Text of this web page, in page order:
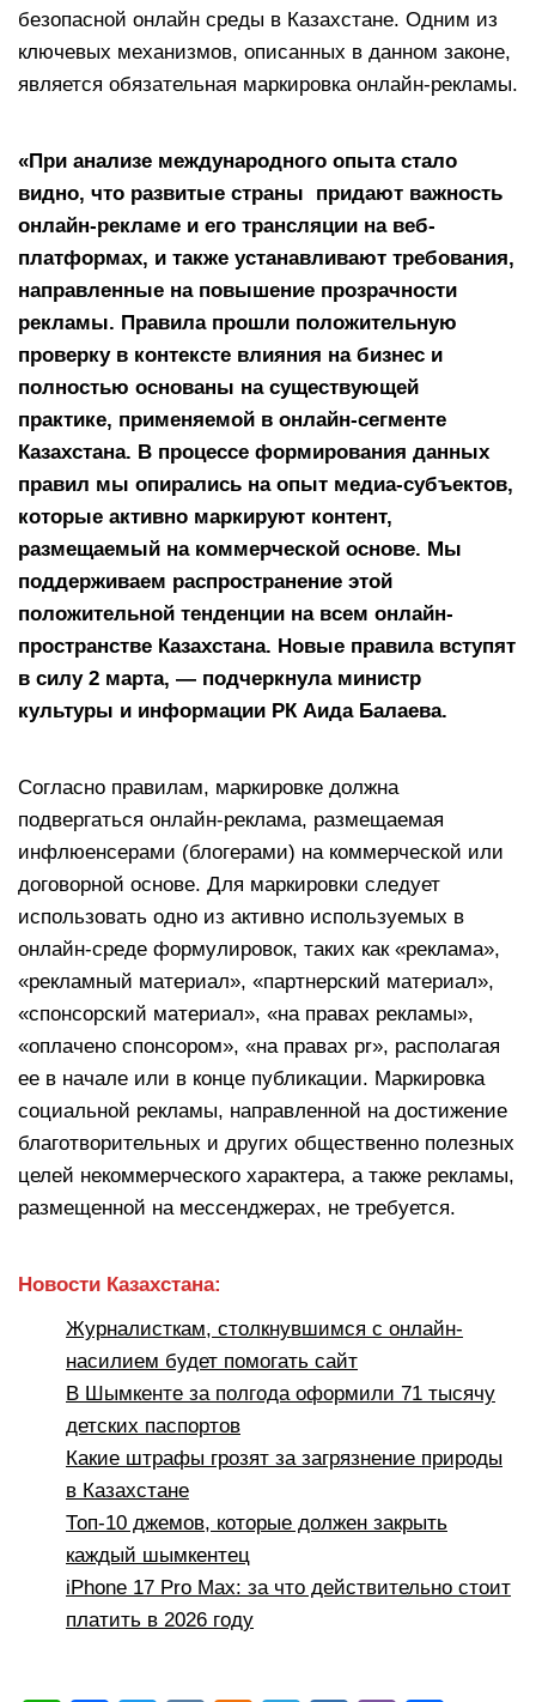
безопасной онлайн среды в Казахстане. Одним из
ключевых механизмов, описанных в данном законе,
является обязательная маркировка онлайн-рекламы.
«При анализе международного опыта стало
видно, что развитые страны придают важность
онлайн-рекламе и его трансляции на веб-
платформах, и также устанавливают требования,
направленные на повышение прозрачности
рекламы. Правила прошли положительную
проверку в контексте влияния на бизнес и
полностью основаны на существующей
практике, применяемой в онлайн-сегменте
Казахстана. В процессе формирования данных
правил мы опирались на опыт медиа-субъектов,
которые активно маркируют контент,
размещаемый на коммерческой основе. Мы
поддерживаем распространение этой
положительной тенденции на всем онлайн-
пространстве Казахстана. Новые правила вступят
в силу 2 марта, — подчеркнула министр
культуры и информации РК Аида Балаева.
Согласно правилам, маркировке должна
подвергаться онлайн-реклама, размещаемая
инфлюенсерами (блогерами) на коммерческой или
договорной основе. Для маркировки следует
использовать одно из активно используемых в
онлайн-среде формулировок, таких как «реклама»,
«рекламный материал», «партнерский материал»,
«спонсорский материал», «на правах рекламы»,
«оплачено спонсором», «на правах pr», располагая
ее в начале или в конце публикации. Маркировка
социальной рекламы, направленной на достижение
благотворительных и других общественно полезных
целей некоммерческого характера, а также рекламы,
размещенной на мессенджерах, не требуется.
Новости Казахстана:
Журналисткам, столкнувшимся с онлайн-
насилием будет помогать сайт
В Шымкенте за полгода оформили 71 тысячу
детских паспортов
Какие штрафы грозят за загрязнение природы
в Казахстане
Топ-10 джемов, которые должен закрыть
каждый шымкентец
iPhone 17 Pro Max: за что действительно стоит
платить в 2026 году